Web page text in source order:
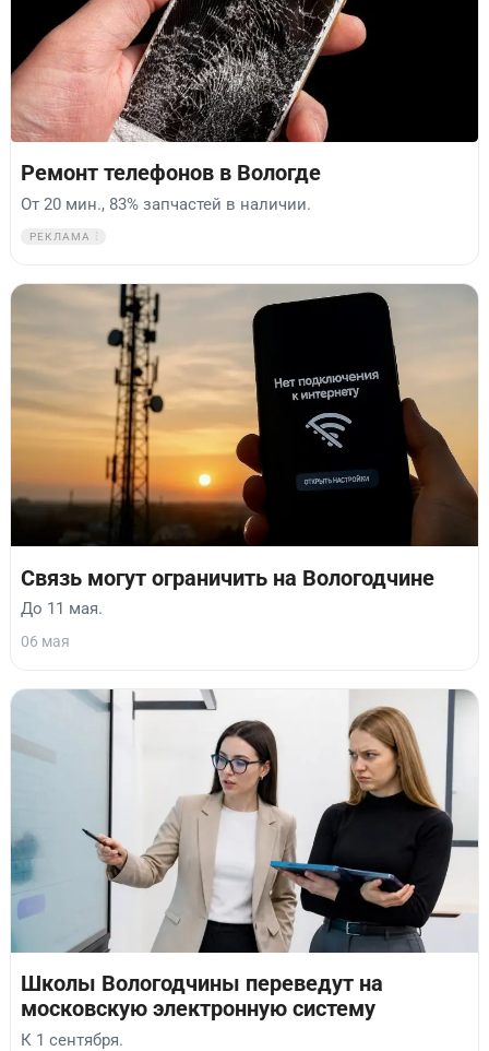
Ремонт телефонов в Вологде
От 20 мин., 83% запчастей в наличии.
РЕКЛАМА
Связь могут ограничить на Вологодчине
До 11 мая.
06 мая
Школы Вологодчины переведут на
московскую электронную систему
К 1 сентября.